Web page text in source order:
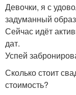
Девочки, я с
задуманный
Сейчас идёт
дат.
Успей
Сколько стоит
стоимость?